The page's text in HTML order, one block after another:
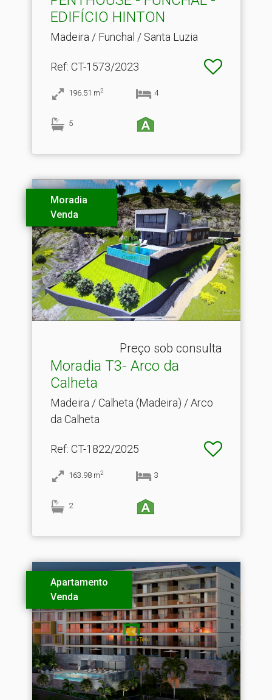
EDIFÍCIO HINTON
Madeira / Funchal / Santa Luzia
Ref: CT-1573/2023
196.51 m2 4
5
Moradia
Venda
Preço sob consulta
Moradia T3- Arco da
Calheta
Madeira / Calheta (Madeira) / Arco
da Calheta
Ref: CT-1822/2025
163.98 m2 3
2
Apartamento
Venda